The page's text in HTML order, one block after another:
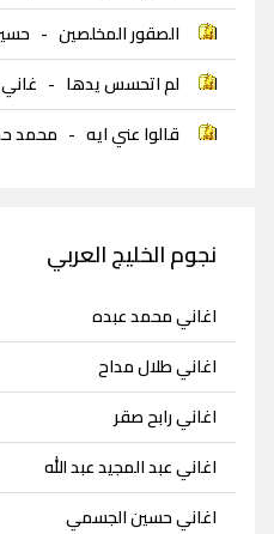
الصقور المخلصين -
لم اتحسس يدها -
قالوا عني ايه - محمد
نجوم الخليج العربي
اغاني محمد عبده
اغاني طلال مداح
اغاني رابح صقر
اغاني عبد المجيد عبد الله
اغاني حسين الجسمي